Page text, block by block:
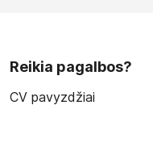
Reikia pagalbos?
CV pavyzdžiai